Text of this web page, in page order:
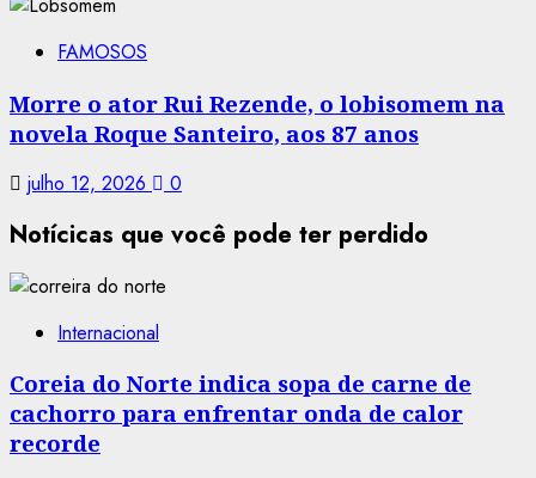
FAMOSOS
Morre o ator Rui Rezende, o lobisomem na
novela Roque Santeiro, aos 87 anos
julho 12, 2026 0
Notícicas que você pode ter perdido
Internacional
Coreia do Norte indica sopa de carne de
cachorro para enfrentar onda de calor
recorde